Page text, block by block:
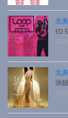
北美
ED
北美
张